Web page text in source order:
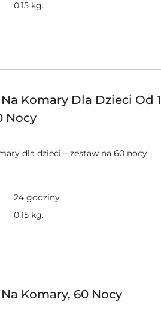
0.15 kg.
Komary Dla Dzieci Od 1
Nocy
dla dzieci – zestaw na 60 nocy
24 godziny
0.15 kg.
Komary, 60 Nocy